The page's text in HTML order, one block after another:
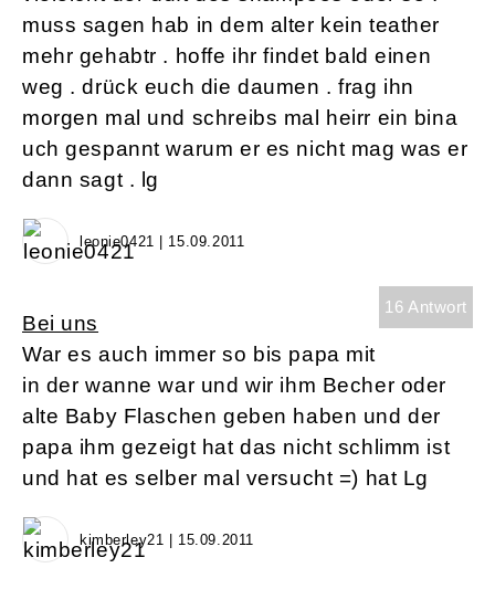
muss sagen hab in dem alter kein teather
mehr gehabtr . hoffe ihr findet bald einen
weg . drück euch die daumen . frag ihn
morgen mal und schreibs mal heirr ein bina
uch gespannt warum er es nicht mag was er
dann sagt . lg
leonie0421 | 15.09.2011
16 Antwort
Bei uns
War es auch immer so bis papa mit
in der wanne war und wir ihm Becher oder
alte Baby Flaschen geben haben und der
papa ihm gezeigt hat das nicht schlimm ist
und hat es selber mal versucht =) hat Lg
kimberley21 | 15.09.2011